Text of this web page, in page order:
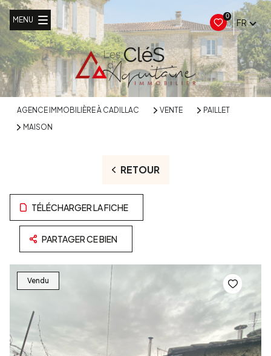
0
FR
MENU
AGENCE IMMOBILIÈRE À CADILLAC VENTE
PAILLET
MAISON
RETOUR
TÉLÉCHARGER LA FICHE
PARTAGER CE BIEN
Vendu